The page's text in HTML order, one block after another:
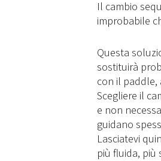
Il cambio
improbabile
Questa
sostituirà
con il
Scegliere il
e non
guidano
Lasciatevi
più fluida, più